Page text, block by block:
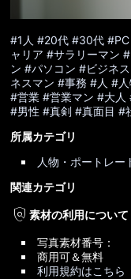
#1人 #20代 #30代 #PC
ャリア #サラリーマン
ン #パソコン #ビジネス
ネスマン #事務 #人 #人
#営業 #営業マン #大人
#男性 #真剣 #真面目 #
所属カテゴリ
人物・ポートレー
関連カテゴリ
policy素材の利用について
写真素材番号：
商用可＆無料
利用規約はこちら